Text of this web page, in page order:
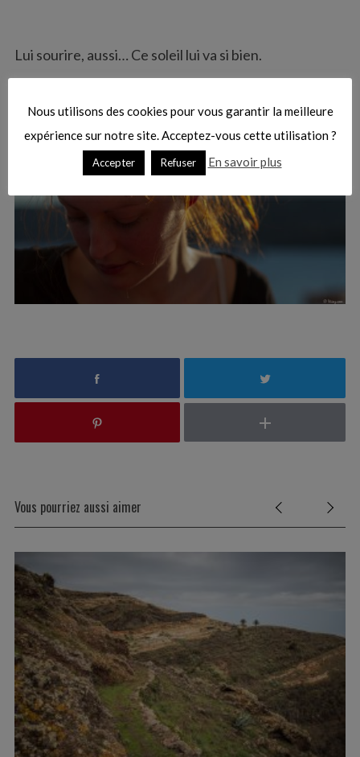
Lui sourire, aussi… Ce soleil lui va si bien.
Vous pourriez aussi aimer
Nous utilisons des cookies pour vous garantir la meilleure
expérience sur notre site. Acceptez-vous cette utilisation ?
Accepter Refuser En savoir plus